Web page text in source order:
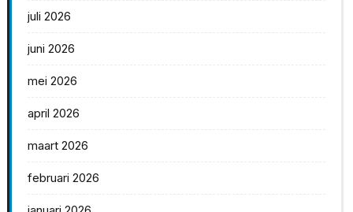
juli 2026
juni 2026
mei 2026
april 2026
maart 2026
februari 2026